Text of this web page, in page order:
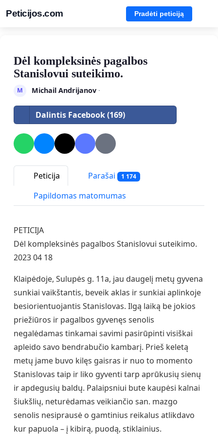
Peticijos.com Pradėti peticiją
Dėl kompleksinės pagalbos
Stanislovui suteikimo.
M Michail Andrijanov·
Dalintis Facebook (169)
Peticija Parašai 1 174
Papildomas matomumas
PETICIJA
Dėl kompleksinės pagalbos Stanislovui suteikimo.
2023 04 18
Klaipėdoje, Sulupės g. 11a, jau daugelį metų gyvena
sunkiai vaikštantis, beveik aklas ir sunkiai aplinkoje
besiorientuojantis Stanislovas. Ilgą laiką be jokios
priežiūros ir pagalbos gyvenęs senolis
negalėdamas tinkamai savimi pasirūpinti visiškai
apleido savo bendrabučio kambarį. Prieš keletą
metų jame buvo kilęs gaisras ir nuo to momento
Stanislovas taip ir liko gyventi tarp aprūkusių sienų
ir apdegusių baldų. Palaipsniui bute kaupėsi kalnai
šiukšlių, neturėdamas veikiančio san. mazgo
senolis nesiprausė o gamtinius reikalus atlikdavo
kur papuola – į kibirą, puodą, stiklainius.